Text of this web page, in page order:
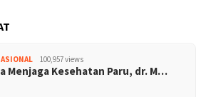
100,957 views
Menjaga Kesehatan Paru, dr. M…